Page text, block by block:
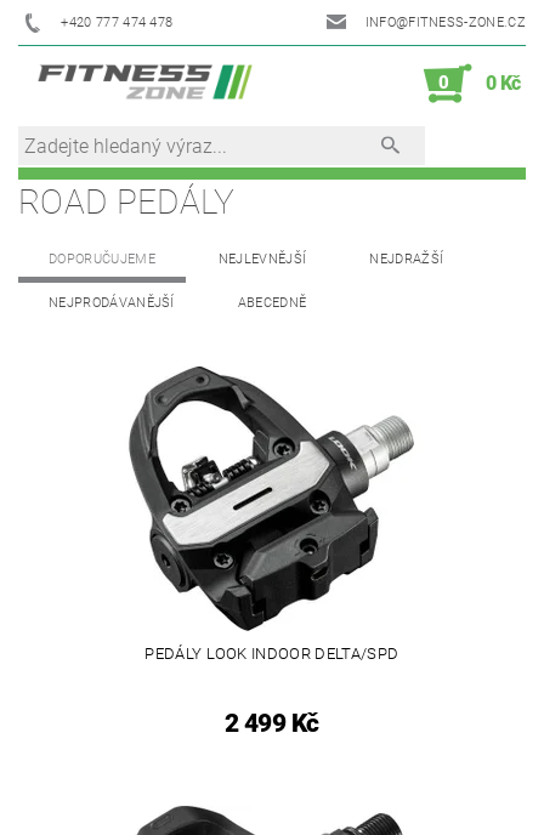
+420 777 474 478 INFO@FITNESS-ZONE.CZ
0 0 Kč
ROAD PEDÁLY
DOPORUČUJEME NEJLEVNĚJŠÍ NEJDRAŽŠÍ
NEJPRODÁVANĚJŠÍ ABECEDNĚ
PEDÁLY LOOK INDOOR DELTA/SPD
2 499 Kč